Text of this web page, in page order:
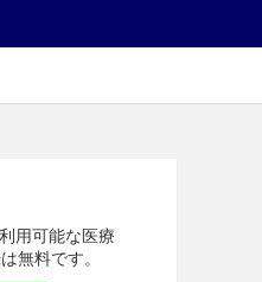
用可能な医療
無料です。